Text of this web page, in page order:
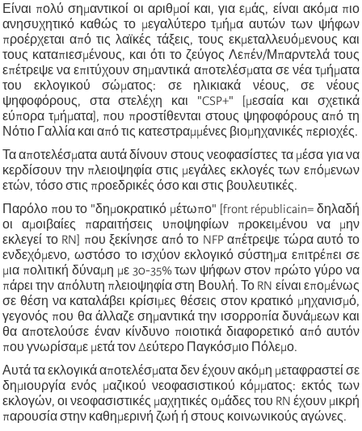
Είναι πολύ σημαντικοί οι αριθμοί και, για εμάς, είναι ακόμα πιο
ανησυχητικό καθώς το μεγαλύτερο τμήμα αυτών των ψήφων
προέρχεται από τις λαϊκές τάξεις, τους εκμεταλλευόμενους και
τους καταπιεσμένους, και ότι το ζεύγος Λεπέν/Μπαρντελά τους
επέτρεψε να επιτύχουν σημαντικά αποτελέσματα σε νέα τμήματα
του εκλογικού σώματος: σε ηλικιακά νέους, σε νέους
ψηφοφόρους, στα στελέχη και "CSP+" [μεσαία και σχετικά
εύπορα τμήματα], που προστίθενται στους ψηφοφόρους από τη
Νότιο Γαλλία και από τις κατεστραμμένες βιομηχανικές περιοχές.
Τα αποτελέσματα αυτά δίνουν στους νεοφασίστες τα μέσα για να
κερδίσουν την πλειοψηφία στις μεγάλες εκλογές των επόμενων
ετών, τόσο στις προεδρικές όσο και στις βουλευτικές.
Παρόλο που το "δημοκρατικό μέτωπο" [front républicain= δηλαδή
οι αμοιβαίες παραιτήσεις υποψηφίων προκειμένου να μην
εκλεγεί το RN] που ξεκίνησε από το NFP απέτρεψε τώρα αυτό το
ενδεχόμενο, ωστόσο το ισχύον εκλογικό σύστημα επιτρέπει σε
μια πολιτική δύναμη με 30-35% των ψήφων στον πρώτο γύρο να
πάρει την απόλυτη πλειοψηφία στη Βουλή. Το RN είναι επομένως
σε θέση να καταλάβει κρίσιμες θέσεις στον κρατικό μηχανισμό,
γεγονός που θα άλλαζε σημαντικά την ισορροπία δυνάμεων και
θα αποτελούσε έναν κίνδυνο ποιοτικά διαφορετικό από αυτόν
που γνωρίσαμε μετά τον Δεύτερο Παγκόσμιο Πόλεμο.
Αυτά τα εκλογικά αποτελέσματα δεν έχουν ακόμη μεταφραστεί σε
δημιουργία ενός μαζικού νεοφασιστικού κόμματος: εκτός των
εκλογών, οι νεοφασιστικές μαχητικές ομάδες του RN έχουν μικρή
παρουσία στην καθημερινή ζωή ή στους κοινωνικούς αγώνες.